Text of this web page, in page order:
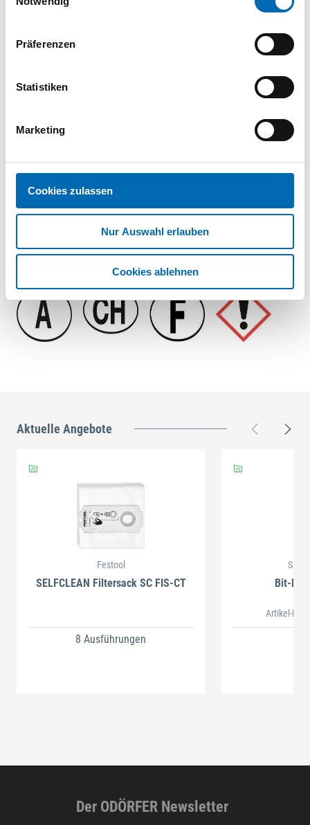
Präferenzen
Statistiken
Marketing
Cookies zulassen
Nur Auswahl erlauben
Cookies ablehnen
PDF
Datenblatt
Aktuelle Angebote
Festool
SELFCLEAN Filtersack SC FIS-CT
8 Ausführungen
Bit-
Artikel-Nr.
Der ODÖRFER Newsletter